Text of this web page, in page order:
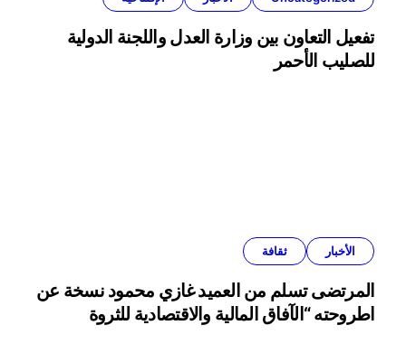
تفعيل التعاون بين وزارة العدل واللجنة الدولية
للصليب الأحمر
الأخبار ثقافة
المرتضى تسلم من العميد غازي محمود نسخة عن
اطروحته “الآفاق المالية والاقتصادية للثروة